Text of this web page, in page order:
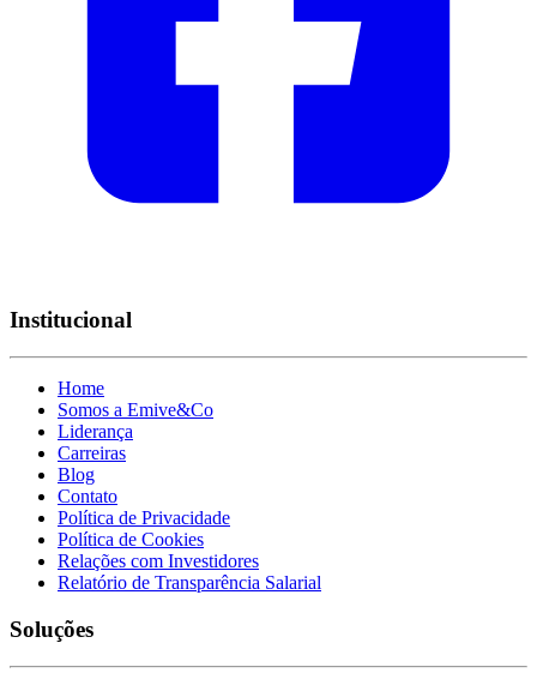
Institucional
Home
Somos a Emive&Co
Liderança
Carreiras
Blog
Contato
Política de Privacidade
Política de Cookies
Relações com Investidores
Relatório de Transparência Salarial
Soluções